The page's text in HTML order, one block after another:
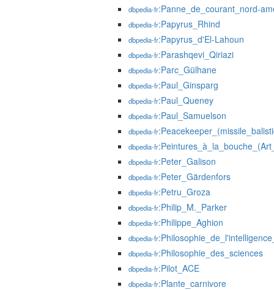
dbpedia-fr:Panne_de_courant_nord-
dbpedia-fr:Papyrus_Rhind
dbpedia-fr:Papyrus_d'El-Lahoun
dbpedia-fr:Parashqevi_Qiriazi
dbpedia-fr:Parc_Gülhane
dbpedia-fr:Paul_Ginsparg
dbpedia-fr:Paul_Queney
dbpedia-fr:Paul_Samuelson
dbpedia-fr
dbpedia-fr
dbpedia-fr:Peter_Galison
dbpedia-fr:Peter_Gärdenfors
dbpedia-fr:Petru_Groza
dbpedia-fr:Philip_M._Parker
dbpedia-fr:Philippe_Aghion
dbpedia-fr
dbpedia-fr:Philosophie_des_sciences
dbpedia-fr:Pilot_ACE
dbpedia-fr:Plante_carnivore